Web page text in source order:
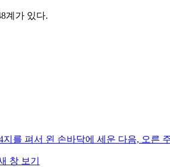
계가 있다.
를 펴서 왼 손바닥에 세운 다음, 오른
창 보기